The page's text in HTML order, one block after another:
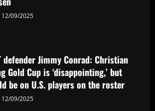
12/09/2025
defender Jimmy Conrad: Christian
Gold Cup is ‘disappointing,’ but
be on U.S. players on the roster
12/09/2025